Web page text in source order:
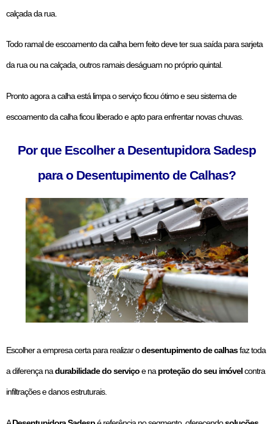
calçada da rua.
Todo ramal de escoamento da calha bem feito deve ter sua saída para sarjeta
da rua ou na calçada, outros ramais deságuam no próprio quintal.
Pronto agora a calha está limpa o serviço ficou ótimo e seu sistema de
escoamento da calha ficou liberado e apto para enfrentar novas chuvas.
Por que Escolher a Desentupidora Sadesp
para o Desentupimento de Calhas?
Escolher a empresa certa para realizar odesentupimento de calhasfaz toda
a diferença nadurabilidade do serviçoe na proteção do seu imóvelcontra
infiltrações e danos estruturais.